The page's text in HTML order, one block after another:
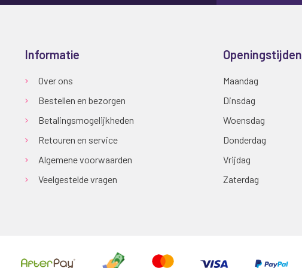
Informatie
Over ons
Bestellen en bezorgen
Betalingsmogelijkheden
Retouren en service
Algemene voorwaarden
Veelgestelde vragen
Openingstijden
Maandag
Dinsdag
Woensdag
Donderdag
Vrijdag
Zaterdag